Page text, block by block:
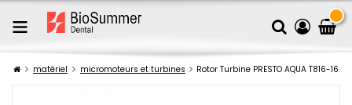
matériel micromoteurs et turbines Rotor Turbine PRESTO AQUA T816-16